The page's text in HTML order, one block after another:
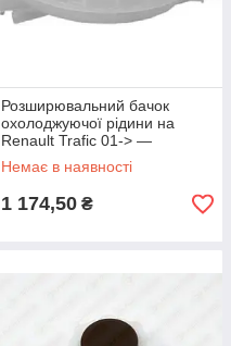
Розширювальний бачок
охолоджуючої рідини на
Renault Trafic 01-> —
Metalcaucho (Іспанія) -
MC03664
Немає в наявності
1 174,50 ₴